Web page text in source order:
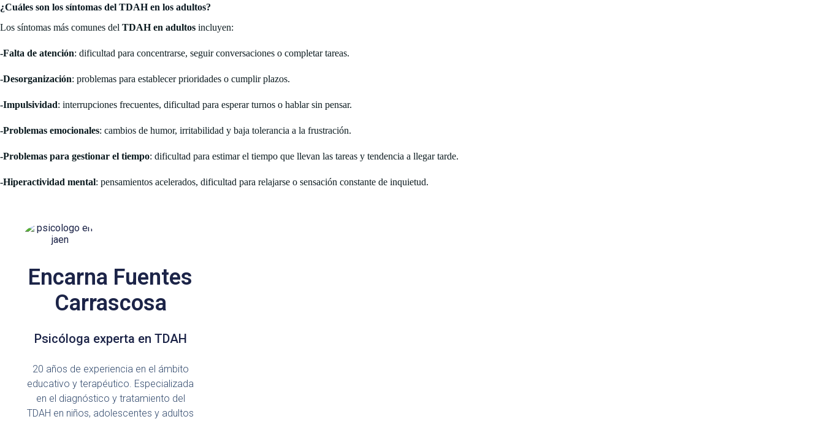
¿Cuáles son los síntomas del TDAH en los adultos?
Los síntomas más comunes del TDAH en adultos incluyen:
-Falta de atención: dificultad para concentrarse, seguir conversaciones o completar tareas.
-Desorganización: problemas para establecer prioridades o cumplir plazos.
-Impulsividad: interrupciones frecuentes, dificultad para esperar turnos o hablar sin pensar.
-Problemas emocionales: cambios de humor, irritabilidad y baja tolerancia a la frustración.
-Problemas para gestionar el tiempo: dificultad para estimar el tiempo que llevan las tareas y tendencia a llegar tarde.
-Hiperactividad mental: pensamientos acelerados, dificultad para relajarse o sensación constante de inquietud.
Encarna Fuentes
Carrascosa
Psicóloga experta en TDAH
20 años de experiencia en el ámbito
educativo y terapéutico. Especializada
en el diagnóstico y tratamiento del
TDAH en niños, adolescentes y adultos